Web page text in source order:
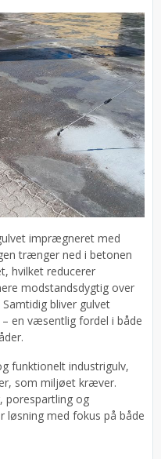
imprægneret med
trænger ned i betonen
hvilket reducerer
modstandsdygtig over
bliver gulvet
en væsentlig fordel i både
funktionelt industrigulv,
som miljøet kræver.
porespartling og
løsning med fokus på både